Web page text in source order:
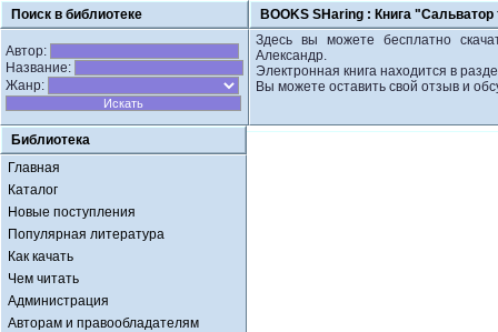
Поиск в библиотеке BOOKS SHaring : Книга
Автор:
Название:
Жанр:
Здесь вы можете бесплатно
Александр.
Электронная книга находится в
Вы можете оставить свой отзыв и
Библиотека
Главная
Каталог
Новые поступления
Популярная литература
Как качать
Чем читать
Администрация
Авторам и правообладателям